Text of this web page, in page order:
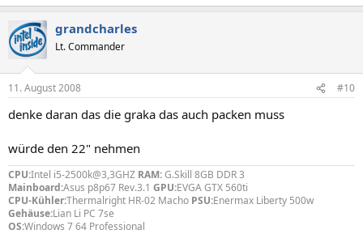
grandcharles
Lt. Commander
11. August 2008 #10
denke daran das die graka das auch packen muss
würde den 22" nehmen
CPU:Intel i5-2500k@3,3GHZ RAM:G.Skill 8GB DDR 3
Mainboard:Asus p8p67 Rev.3.1 GPU:EVGA GTX 560ti
CPU-Kühler:Thermalright HR-02 Macho PSU:Enermax Liberty 500w
Gehäuse:Lian Li PC 7se
OS:Windows 7 64 Professional